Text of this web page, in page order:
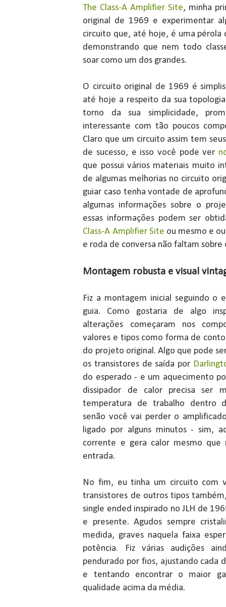
The Class-A Amplifier Site, minha
original de 1969 e experimentar
circuito que, até hoje, é uma pérola
demonstrando que nem todo
soar como um dos grandes.
O circuito original de 1969 é
até hoje a respeito da sua
torno da sua simplicidade,
interessante com tão poucos
Claro que um circuito assim tem
de sucesso, e isso você pode ver
que possui vários materiais muito
de algumas melhorias no circuito
guiar caso tenha vontade de
algumas informações sobre o
essas informações podem ser
Class-A Amplifier Site ou mesmo e
e roda de conversa não faltam sobre
Montagem robusta e visual
Fiz a montagem inicial seguindo o
guia. Como gostaria de algo
alterações começaram nos
valores e tipos como forma de
do projeto original. Algo que pode
os transistores de saída por
do esperado - e um aquecimento
dissipador de calor precisa ser
temperatura de trabalho dentro
senão você vai perder o
ligado por alguns minutos - sim,
corrente e gera calor mesmo que
entrada.
No fim, eu tinha um circuito com
transistores de outros tipos
single ended inspirado no JLH de
e presente. Agudos sempre
medida, graves naquela faixa
potência. Fiz várias audições
pendurado por fios, ajustando cada
e tentando encontrar o maior
qualidade acima da média.